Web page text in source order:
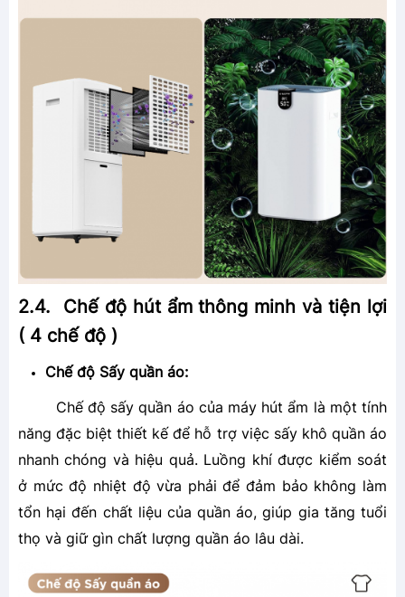
2.4. Chế độ hút ẩm thông minh và tiện lợi
( 4 chế độ )
Chế độ Sấy quần áo:
Chế độ sấy quần áo của máy hút ẩm là một tính
năng đặc biệt thiết kế để hỗ trợ việc sấy khô quần áo
nhanh chóng và hiệu quả. Luồng khí được kiểm soát
ở mức độ nhiệt độ vừa phải để đảm bảo không làm
tổn hại đến chất liệu của quần áo, giúp gia tăng tuổi
thọ và giữ gìn chất lượng quần áo lâu dài.